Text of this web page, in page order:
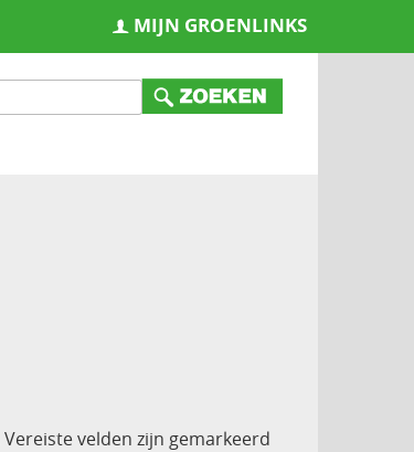
MIJN GROENLINKS
Vereiste velden zijn gemarkeerd